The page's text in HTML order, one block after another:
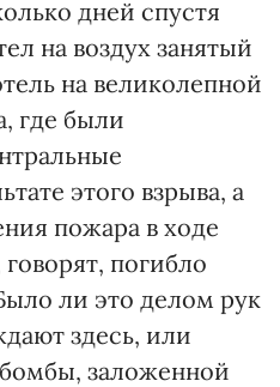
дней спустя
на воздух занятый
на великолепной
где были
этого взрыва, а
пожара в ходе
погибло
ли это делом рук
здесь, или
заложенной